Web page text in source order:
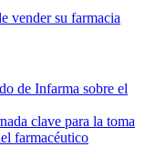
vender su farmacia
de Infarma sobre el
clave para la toma
farmacéutico